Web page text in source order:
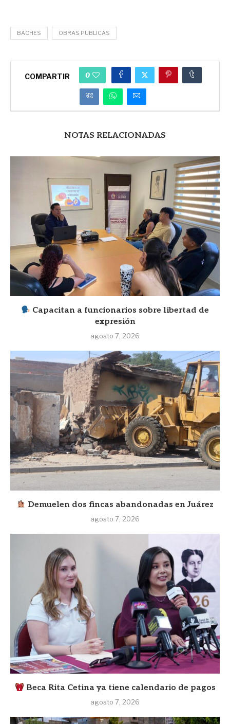
BACHES OBRAS PUBLICAS
COMPARTIR 0
NOTAS RELACIONADAS
Capacitan a funcionarios sobre libertad de
expresión
agosto 7, 2026
Demuelen dos fincas abandonadas en Juárez
agosto 7, 2026
Beca Rita Cetina ya tiene calendario de pagos
agosto 7, 2026